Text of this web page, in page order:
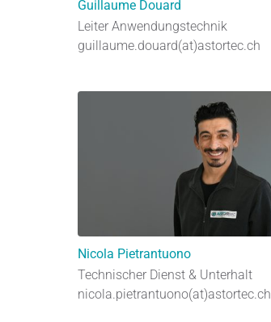
Guillaume Douard
Leiter Anwendungstechnik
guillaume.douard(at)astortec.ch
Nicola Pietrantuono
Technischer Dienst & Unterhalt
nicola.pietrantuono(at)astortec.ch